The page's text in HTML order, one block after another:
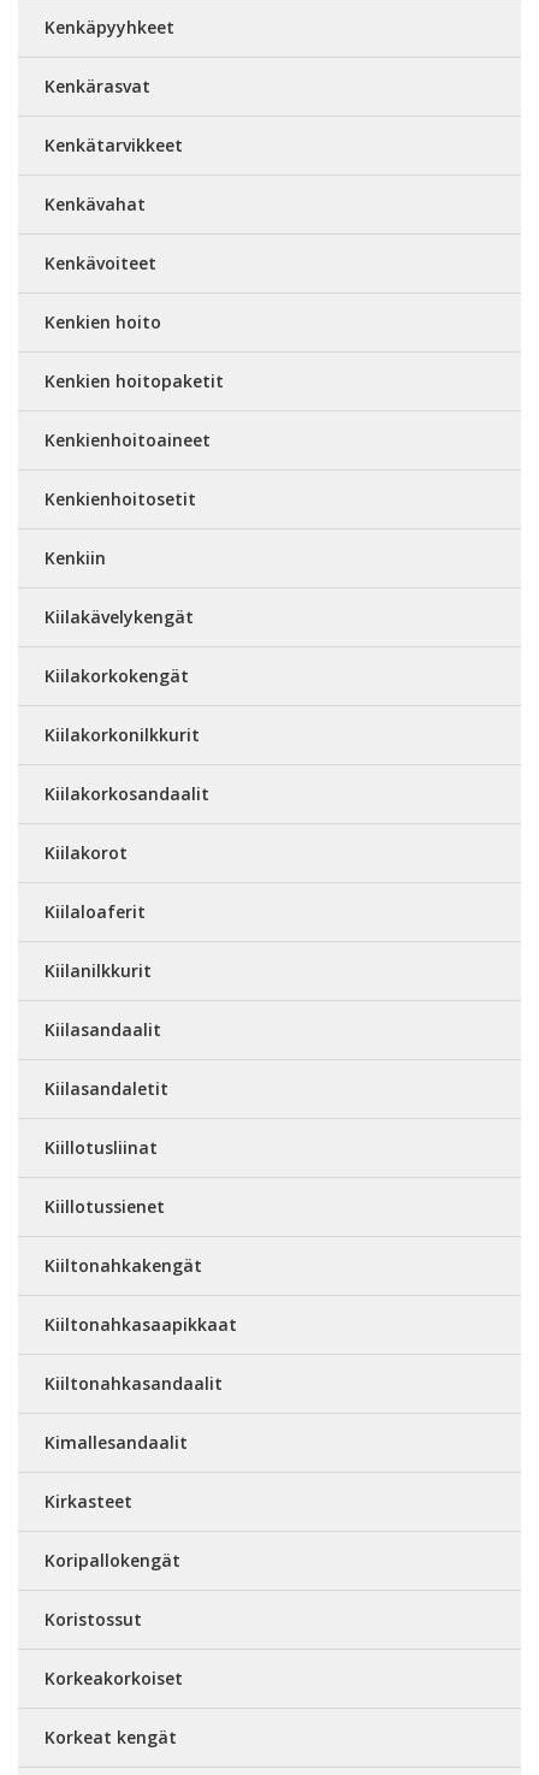
Kenkäpyyhkeet
Kenkärasvat
Kenkätarvikkeet
Kenkävahat
Kenkävoiteet
Kenkien hoito
Kenkien hoitopaketit
Kenkienhoitoaineet
Kenkienhoitosetit
Kenkiin
Kiilakävelykengät
Kiilakorkokengät
Kiilakorkonilkkurit
Kiilakorkosandaalit
Kiilakorot
Kiilaloaferit
Kiilanilkkurit
Kiilasandaalit
Kiilasandaletit
Kiillotusliinat
Kiillotussienet
Kiiltonahkakengät
Kiiltonahkasaapikkaat
Kiiltonahkasandaalit
Kimallesandaalit
Kirkasteet
Koripallokengät
Koristossut
Korkeakorkoiset
Korkeat kengät